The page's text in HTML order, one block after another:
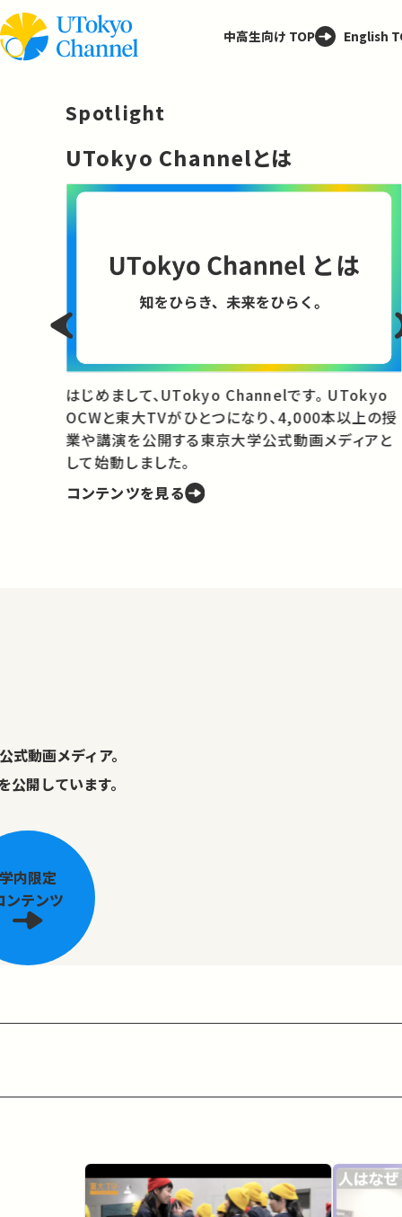
中高生向け TOP English
Spotlight
UTokyo Channelとは
はじめまして、UTokyo Channelです。 UTokyo
OCWと東大TVがひとつになり、4,000本以上の授
業や講演を公開する東京大学公式動画メディアと
して始動しました。
コンテンツを見る
式動画メディア。
開しています。
学内限定
ンテンツ